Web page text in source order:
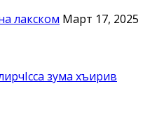
лакском Март 17, 2025